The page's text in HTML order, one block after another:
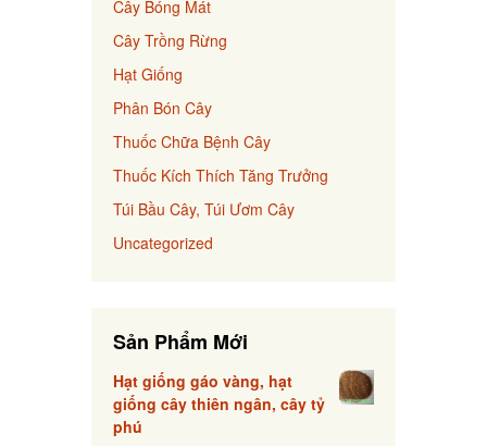
Cây Bóng Mát
Cây Trồng Rừng
Hạt Giống
Phân Bón Cây
Thuốc Chữa Bệnh Cây
Thuốc Kích Thích Tăng Trưởng
Túi Bầu Cây, Túi Ươm Cây
Uncategorized
Sản Phẩm Mới
Hạt giống gáo vàng, hạt
giống cây thiên ngân, cây tỷ
phú